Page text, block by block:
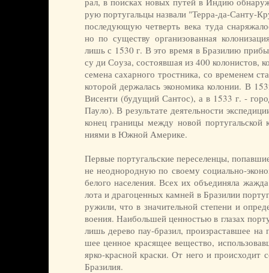
рую пор­ту­галь­цы на­зва­ли "Тер­ра-да-Сан­ту-
по­сле­дую­щую чет­верть ве­ка ту­да
но по су­ще­ст­ву ор­га­ни­зо­ван­ная
лишь с 1530 г. В это вре­мя в Бра­зи­лию
су ди Со­уза, со­сто­яв­шая из 400 ко­ло­ни­стов,
се­ме­на са­хар­но­го тро­ст­ни­ка, со вре­ме­нем
ко­то­рой дер­жа­лась эко­но­ми­ка ко­ло­нии. В
Ви­сен­ти (бу­ду­щий Сан­тос), а в 1533 г. -
Пау­ло). В ре­зуль­та­те дея­тель­но­сти
ко­нец гра­ни­цы ме­ж­ду но­вой
ния­ми в Юж­ной Аме­ри­ке.
Пер­вые пор­ту­галь­ские пе­ре­се­лен­цы,
не не­од­но­род­ную по сво­ему со­ци­аль­но-
бе­ло­го на­се­ле­ния. Всех их объ­е­ди­ня­ла
ло­та и дра­го­цен­ных кам­ней в Бра­зи­лии
ру­жи­ли, что в зна­чи­тель­ной сте­пе­ни и
вое­ния. Наи­боль­шей цен­но­стью в гла­зах
лишь де­ре­во пау-бра­зил, про­из­ра­став­шее
шее цен­ное кра­ся­щее ве­ще­ст­во,
яр­ко-крас­ной крас­ки. От не­го и про­ис­хо­дит
Бра­зи­лия.